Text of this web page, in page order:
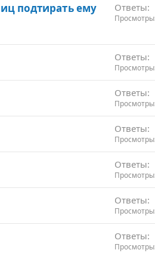
подтирать ему
Ответы
Просмотры
Ответы
Просмотры
Ответы
Просмотры
Ответы
Просмотры
к
т
Ответы
Просмотры
Ответы
Просмотры
Ответы
Просмотры